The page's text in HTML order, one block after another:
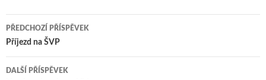
Navigace pro příspěvky
PŘEDCHOZÍ PŘÍSPĚVEK
Příjezd na ŠVP
DALŠÍ PŘÍSPĚVEK